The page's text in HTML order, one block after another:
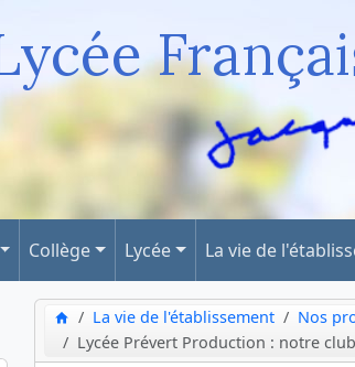
Collège Lycée La vie de
La vie de l'établissement
Nos
Lycée Prévert Production : notre